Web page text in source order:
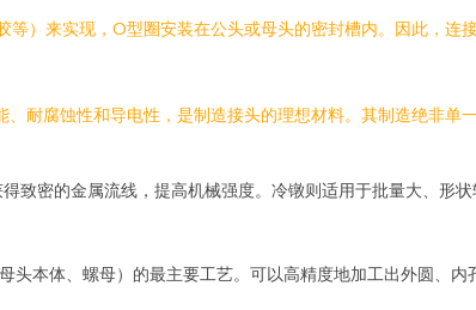
）来实现，O型圈安装在公头或母头的密封槽内。因此，连
耐腐蚀性和导电性，是制造接头的理想材料。其制造绝非单
致密的金属流线，提高机械强度。冷镦则适用于批量大、形
头本体、螺母）的最主要工艺。可以高精度地加工出外圆、